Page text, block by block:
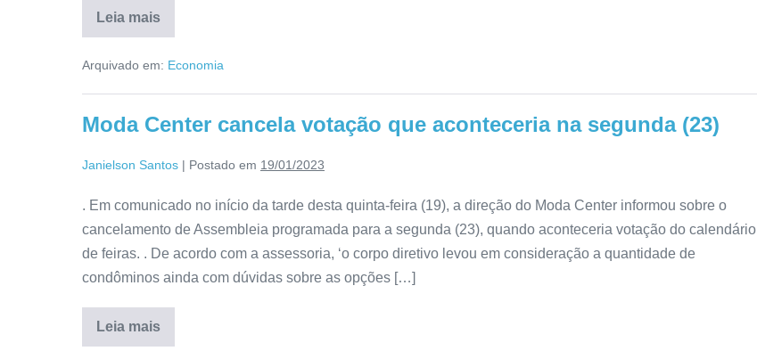
Leia mais
Arquivado em: Economia
Moda Center cancela votação que aconteceria na segunda (23)
Janielson Santos | Postado em 19/01/2023
. Em comunicado no início da tarde desta quinta-feira (19), a direção do Moda Center informou sobre o
cancelamento de Assembleia programada para a segunda (23), quando aconteceria votação do calendário
de feiras. . De acordo com a assessoria, ‘o corpo diretivo levou em consideração a quantidade de
condôminos ainda com dúvidas sobre as opções […]
Leia mais